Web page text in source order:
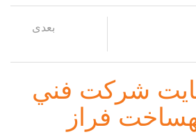
بعدی
شركت فني
فراز